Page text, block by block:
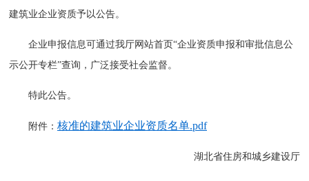
建筑业企业资质予以公告。
企业申报信息可通过我厅网站首页“企业资质申报和审批信息公
示公开专栏”查询，广泛接受社会监督。
特此公告。
附件： 核准的建筑业企业资质名单.pdf
湖北省住房和城乡建设厅